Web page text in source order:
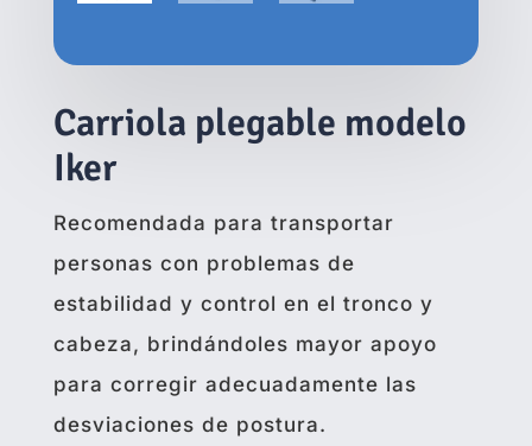
Carriola plegable modelo
Iker
Recomendada para transportar
personas con problemas de
estabilidad y control en el tronco y
cabeza, brindándoles mayor apoyo
para corregir adecuadamente las
desviaciones de postura.